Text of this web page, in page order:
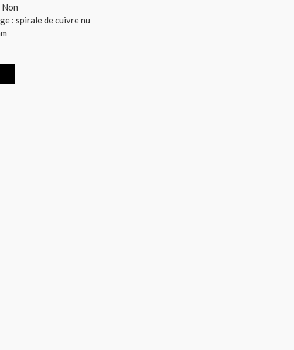
Non
: spirale de cuivre nu